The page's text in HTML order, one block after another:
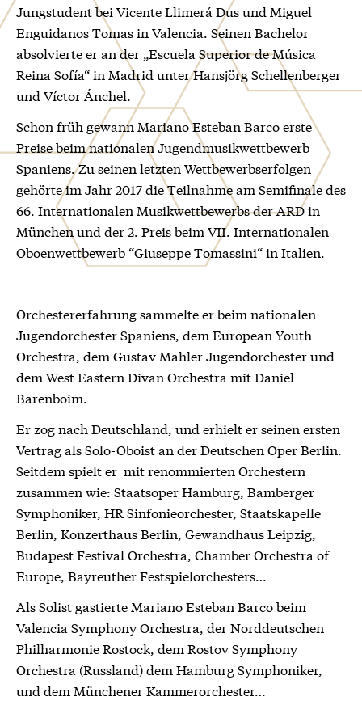
Jungstudent bei Vicente Llimerá Dus und Miguel
Enguidanos Tomas in Valencia. Seinen Bachelor
absolvierte er an der „Escuela Superior de Música
Reina Sofía“ in Madrid unter Hansjörg Schellenberger
und Víctor Ánchel.
Schon früh gewann Mariano Esteban Barco erste
Preise beim nationalen Jugendmusikwettbewerb
Spaniens. Zu seinen letzten Wettbewerbserfolgen
gehörte im Jahr 2017 die Teilnahme am Semifinale des
66. Internationalen Musikwettbewerbs der ARD in
München und der 2. Preis beim VII. Internationalen
Oboenwettbewerb “Giuseppe Tomassini“ in Italien.
Orchestererfahrung sammelte er beim nationalen
Jugendorchester Spaniens, dem European Youth
Orchestra, dem Gustav Mahler Jugendorchester und
dem West Eastern Divan Orchestra mit Daniel
Barenboim.
Er zog nach Deutschland, und erhielt er seinen ersten
Vertrag als Solo-Oboist an der Deutschen Oper Berlin.
Seitdem spielt er mit renommierten Orchestern
zusammen wie: Staatsoper Hamburg, Bamberger
Symphoniker, HR Sinfonieorchester, Staatskapelle
Berlin, Konzerthaus Berlin, Gewandhaus Leipzig,
Budapest Festival Orchestra, Chamber Orchestra of
Europe, Bayreuther Festspielorchesters…
Als Solist gastierte Mariano Esteban Barco beim
Valencia Symphony Orchestra, der Norddeutschen
Philharmonie Rostock, dem Rostov Symphony
Orchestra (Russland) dem Hamburg Symphoniker,
und dem Münchener Kammerorchester…